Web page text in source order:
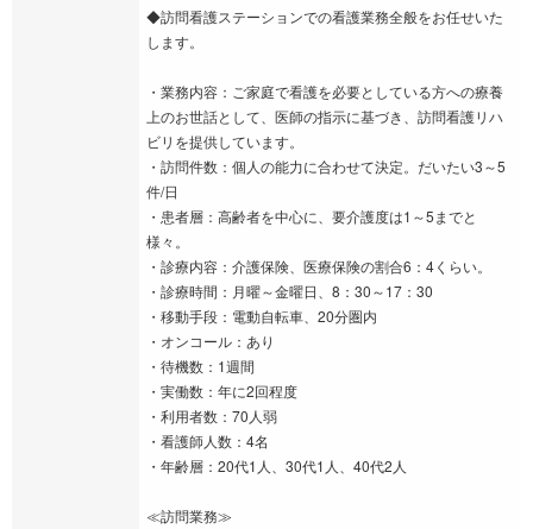
◆訪問看護ステーションでの看護業務全般をお任せいた
します。
・業務内容：ご家庭で看護を必要としている方への療養
上のお世話として、医師の指示に基づき、訪問看護リハ
ビリを提供しています。
・訪問件数：個人の能力に合わせて決定。だいたい3～5
件/日
・患者層：高齢者を中心に、要介護度は1～5までと
様々。
・診療内容：介護保険、医療保険の割合6：4くらい。
・診療時間：月曜～金曜日、8：30～17：30
・移動手段：電動自転車、20分圏内
・オンコール：あり
・待機数：1週間
・実働数：年に2回程度
・利用者数：70人弱
・看護師人数：4名
・年齢層：20代1人、30代1人、40代2人
≪訪問業務≫